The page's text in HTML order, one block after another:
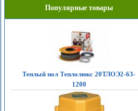
Популярные товары
Теплый пол Теплолюкс 20ТЛОЭ2-63-
1200